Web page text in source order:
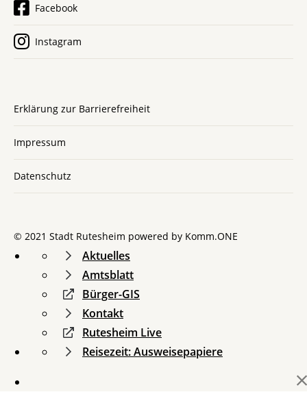
Facebook
Instagram
Erklärung zur Barrierefreiheit
Impressum
Datenschutz
© 2021 Stadt Rutesheim powered by Komm.ONE
Aktuelles
Amtsblatt
Bürger-GIS
Kontakt
Rutesheim Live
Reisezeit: Ausweisepapiere